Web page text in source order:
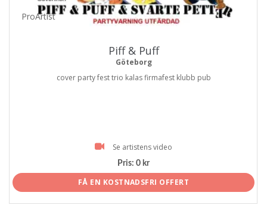
ProArtist
Piff & Puff
Göteborg
cover party fest trio kalas firmafest klubb pub
Se artistens video
Pris: 0 kr
FÅ EN KOSTNADSFRI OFFERT